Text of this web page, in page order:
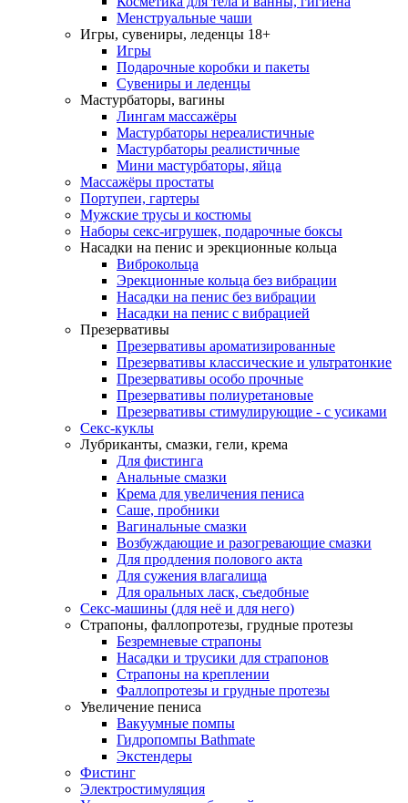
Менструальные чаши
Игры, сувениры, леденцы 18+
Игры
Подарочные коробки и пакеты
Сувениры и леденцы
Мастурбаторы, вагины
Лингам массажёры
Мастурбаторы нереалистичные
Мастурбаторы реалистичные
Мини мастурбаторы, яйца
Массажёры простаты
Портупеи, гартеры
Мужские трусы и костюмы
Наборы секс-игрушек, подарочные боксы
Насадки на пенис и эрекционные кольца
Виброкольца
Эрекционные кольца без вибрации
Насадки на пенис без вибрации
Насадки на пенис с вибрацией
Презервативы
Презервативы ароматизированные
Презервативы классические и ультратонкие
Презервативы особо прочные
Презервативы полиуретановые
Презервативы стимулирующие - с усиками
Секс-куклы
Лубриканты, смазки, гели, крема
Для фистинга
Анальные смазки
Крема для увеличения пениса
Саше, пробники
Вагинальные смазки
Возбуждающие и разогревающие смазки
Для продления полового акта
Для сужения влагалища
Для оральных ласк, съедобные
Секс-машины (для неё и для него)
Страпоны, фаллопротезы, грудные протезы
Безремневые страпоны
Насадки и трусики для страпонов
Страпоны на креплении
Фаллопротезы и грудные протезы
Увеличение пениса
Вакуумные помпы
Гидропомпы Bathmate
Экстендеры
Фистинг
Электростимуляция